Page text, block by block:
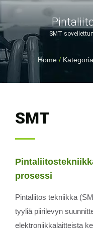
SMT
suunnittelussa. |
Home / Kategoria
SMT
prosessi
Pintaliitos tekniikka
tyyliä piirilevyn
elektroniikkalaitteista